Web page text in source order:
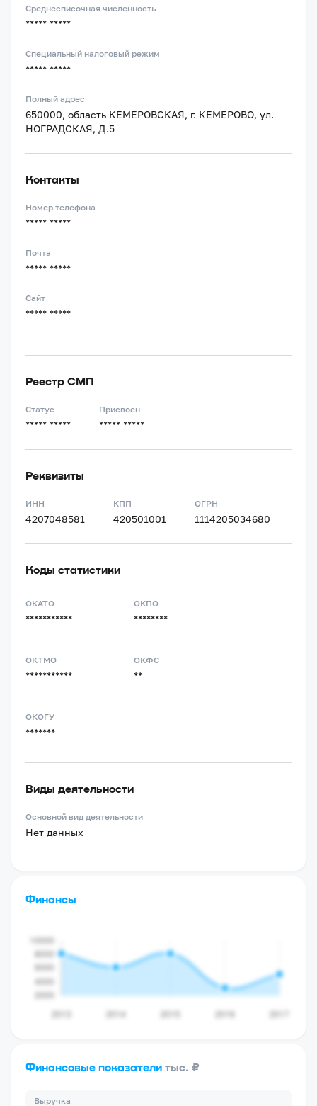
Среднесписочная численность
***** *****
Специальный налоговый режим
***** *****
Полный адрес
650000, область КЕМЕРОВСКАЯ, г. КЕМЕРОВО, ул.
НОГРАДСКАЯ, Д.5
Контакты
Номер телефона
***** *****
Почта
***** *****
Сайт
***** *****
Реестр СМП
Статус
***** *****
Присвоен
***** *****
Реквизиты
ИНН
4207048581
КПП
420501001
ОГРН
1114205034680
Коды статистики
ОКАТО
***********
ОКПО
********
ОКТМО
***********
ОКФС
**
ОКОГУ
*******
Виды деятельности
Основной вид деятельности
Нет данных
Финансы
Финансовые показатели тыс. ₽
Выручка